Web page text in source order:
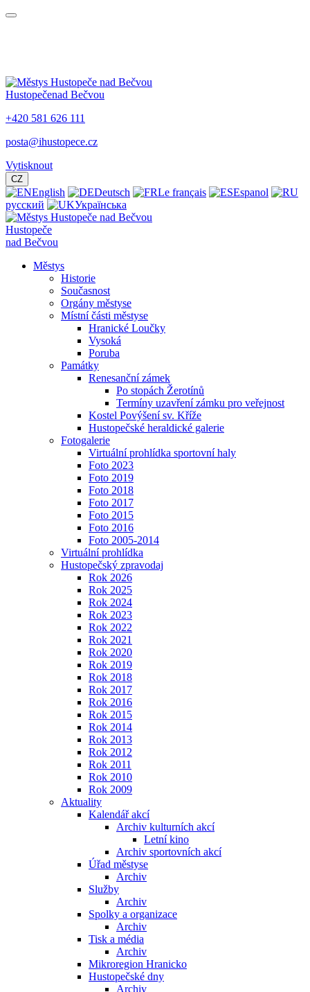
Hustopečenad Bečvou
+420 581 626 111
posta@ihustopece.cz
Vytisknout
CZ
English Deutsch Le français
Espanol
русский
Українська
Hustopeče
nad Bečvou
Městys
Historie
Současnost
Orgány městyse
Místní části městyse
Hranické Loučky
Vysoká
Poruba
Památky
Renesanční zámek
Po stopách Žerotínů
Termíny uzavření zámku pro veřejnost
Kostel Povýšení sv. Kříže
Hustopečské heraldické galerie
Fotogalerie
Virtuální prohlídka sportovní haly
Foto 2023
Foto 2019
Foto 2018
Foto 2017
Foto 2015
Foto 2016
Foto 2005-2014
Virtuální prohlídka
Hustopečský zpravodaj
Rok 2026
Rok 2025
Rok 2024
Rok 2023
Rok 2022
Rok 2021
Rok 2020
Rok 2019
Rok 2018
Rok 2017
Rok 2016
Rok 2015
Rok 2014
Rok 2013
Rok 2012
Rok 2011
Rok 2010
Rok 2009
Aktuality
Kalendář akcí
Archiv kulturních akcí
Letní kino
Archiv sportovních akcí
Úřad městyse
Archiv
Služby
Archiv
Spolky a organizace
Archiv
Tisk a média
Archiv
Mikroregion Hranicko
Hustopečské dny
Archiv